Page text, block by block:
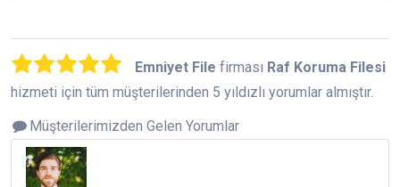
Emniyet File firması Raf Koruma Filesi
hizmeti için tüm müşterilerinden 5 yıldızlı yorumlar almıştır.
Müşterilerimizden Gelen Yorumlar